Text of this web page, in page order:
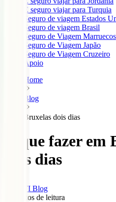
É seguro viajar para Turquia
Seguro de viagem Estados
Seguro de viagem Brasil
Seguro de Viagem Marruecos
Seguro de Viagem Japão
Seguro de Viagem Cruzeiro
Apoio
Home
Blog
Bruxelas dois dias
O que fazer em
dois dias
IATI Blog
minutos de leitura